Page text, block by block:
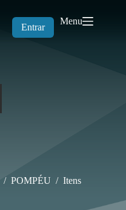
Entrar
Menu
/ POMPÉU / Itens